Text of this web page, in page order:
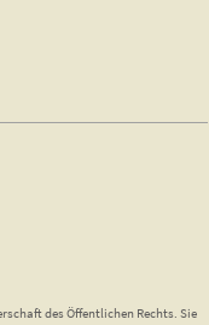
des Öffentlichen Rechts. Sie